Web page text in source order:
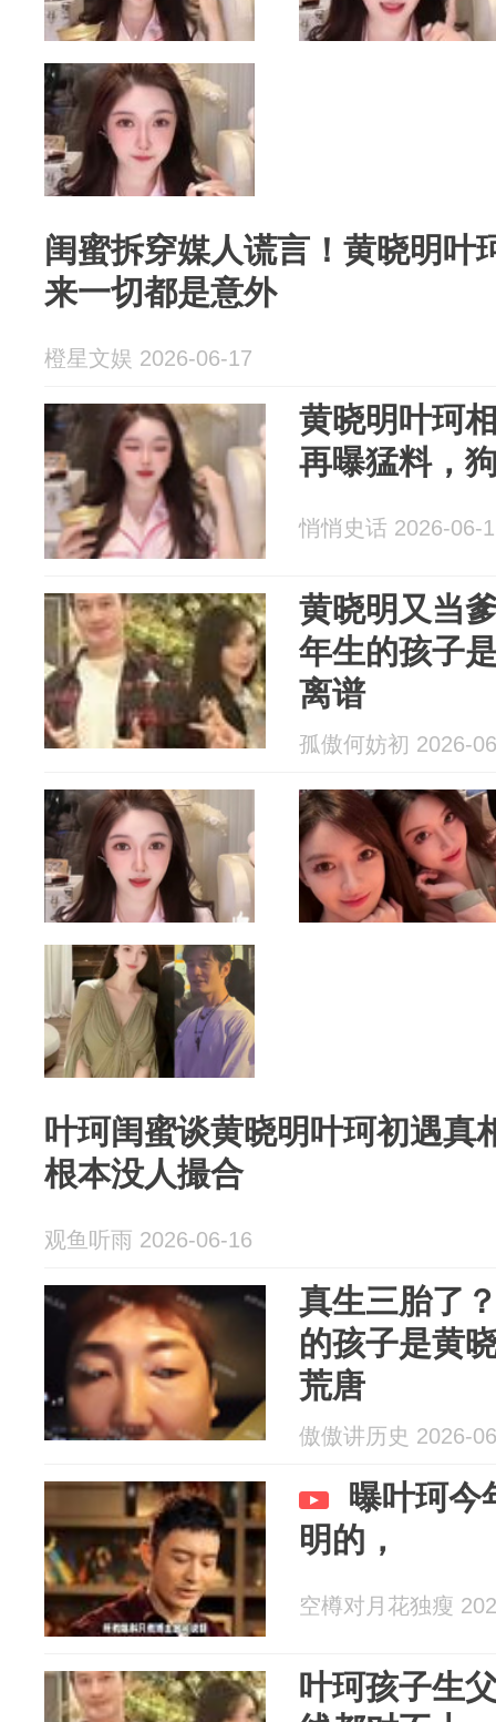
闺蜜拆穿媒人谎言！黄晓明叶
来一切都是意外
橙星文娱 2026-06-17
黄晓明叶珂
再曝猛料，
悄悄史话 2026-06-
黄晓明又当
年生的孩子
离谱
孤傲何妨初 2026-
叶珂闺蜜谈黄晓明叶珂初遇真
根本没人撮合
观鱼听雨 2026-06-16
真生三胎了
的孩子是黄
荒唐
傲傲讲历史 2026-
曝叶珂今
明的，
空樽对月花独瘦
叶珂孩子生